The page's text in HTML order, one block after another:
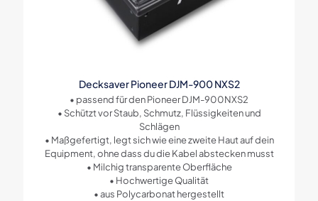
Decksaver Pioneer DJM-900 NXS2
• passend für den Pioneer DJM-900NXS2
• Schützt vor Staub, Schmutz, Flüssigkeiten und
Schlägen
• Maßgefertigt, legt sich wie eine zweite Haut auf dein
Equipment, ohne dass du die Kabel abstecken musst
• Milchig transparente Oberfläche
• Hochwertige Qualität
• aus Polycarbonat hergestellt